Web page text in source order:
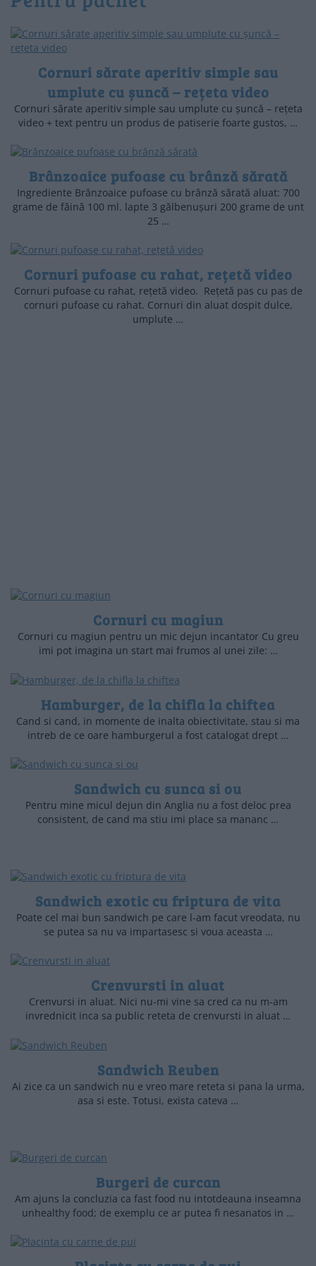
Cornuri sărate aperitiv simple sau
umplute cu șuncă – rețeta video
Cornuri sărate aperitiv simple sau umplute cu șuncă – rețeta
video + text pentru un produs de patiserie foarte gustos, …
Brânzoaice pufoase cu brânză sărată
Ingrediente Brânzoaice pufoase cu brânză sărată aluat: 700
grame de făină 100 ml. lapte 3 gălbenușuri 200 grame de unt
25 …
Cornuri pufoase cu rahat, rețetă video
Cornuri pufoase cu rahat, rețetă video. Rețetă pas cu pas de
cornuri pufoase cu rahat. Cornuri din aluat dospit dulce,
umplute …
Cornuri cu magiun
Cornuri cu magiun pentru un mic dejun incantator Cu greu
imi pot imagina un start mai frumos al unei zile: …
Hamburger, de la chifla la chiftea
Cand si cand, in momente de inalta obiectivitate, stau si ma
intreb de ce oare hamburgerul a fost catalogat drept …
Sandwich cu sunca si ou
Pentru mine micul dejun din Anglia nu a fost deloc prea
consistent, de cand ma stiu imi place sa mananc …
Sandwich exotic cu friptura de vita
Poate cel mai bun sandwich pe care l-am facut vreodata, nu
se putea sa nu va impartasesc si voua aceasta …
Crenvursti in aluat
Crenvursi in aluat. Nici nu-mi vine sa cred ca nu m-am
invrednicit inca sa public reteta de crenvursti in aluat …
Sandwich Reuben
Ai zice ca un sandwich nu e vreo mare reteta si pana la urma,
asa si este. Totusi, exista cateva …
Burgeri de curcan
Am ajuns la concluzia ca fast food nu intotdeauna inseamna
unhealthy food; de exemplu ce ar putea fi nesanatos in …